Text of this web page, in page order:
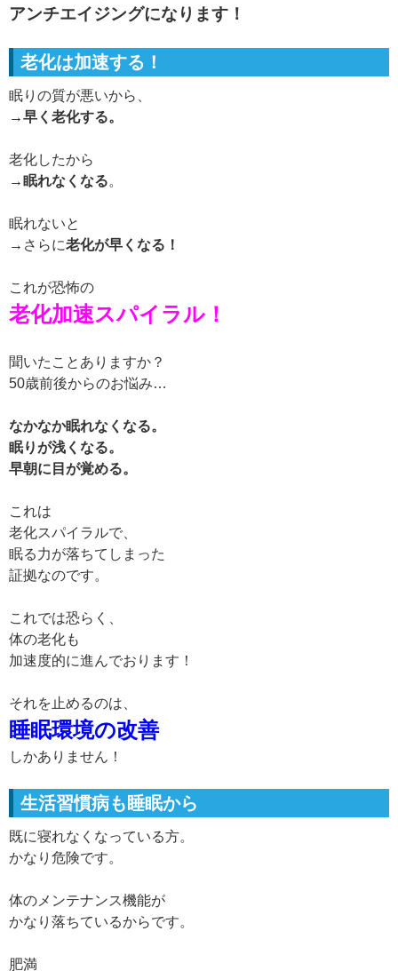
アンチエイジングになります！
老化は加速する！
眠りの質が悪いから、
→早く老化する。
老化したから
→眠れなくなる。
眠れないと
→ さらに老化が早くなる！
これが恐怖の
老化加速スパイラル！
聞いたことありますか？
50歳前後からのお悩み…
なかなか眠れなくなる。
眠りが浅くなる。
早朝に目が覚める。
これは
老化スパイラルで、
眠る力が落ちてしまった
証拠なのです。
これでは恐らく、
体の老化も
加速度的に進んでおります！
それを止めるのは、
睡眠環境の改善
しかありません！
生活習慣病も睡眠から
既に寝れなくなっている方。
かなり危険です。
体のメンテナンス機能が
かなり落ちているからです。
肥満